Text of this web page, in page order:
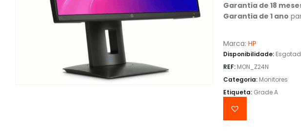
Garantia de 18
Garantia de 1 ano
Marca: HP
Disponibilidade:
REF: MON_Z24N
Categoria: Monitores
Etiqueta: Grade A